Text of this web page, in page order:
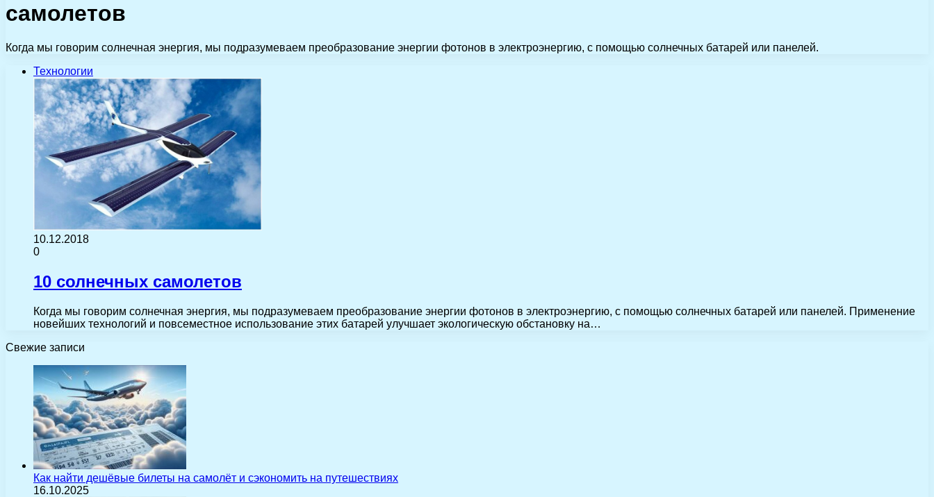
самолетов
Когда мы говорим солнечная энергия, мы подразумеваем преобразование энергии фотонов в электроэнергию, с помощью солнечных батарей или панелей.
Технологии
10.12.2018
0
10 солнечных самолетов
Когда мы говорим солнечная энергия, мы подразумеваем преобразование энергии фотонов в электроэнергию, с помощью солнечных батарей или панелей. Применение
новейших технологий и повсеместное использование этих батарей улучшает экологическую обстановку на…
Свежие записи
Как найти дешёвые билеты на самолёт и сэкономить на путешествиях
16.10.2025